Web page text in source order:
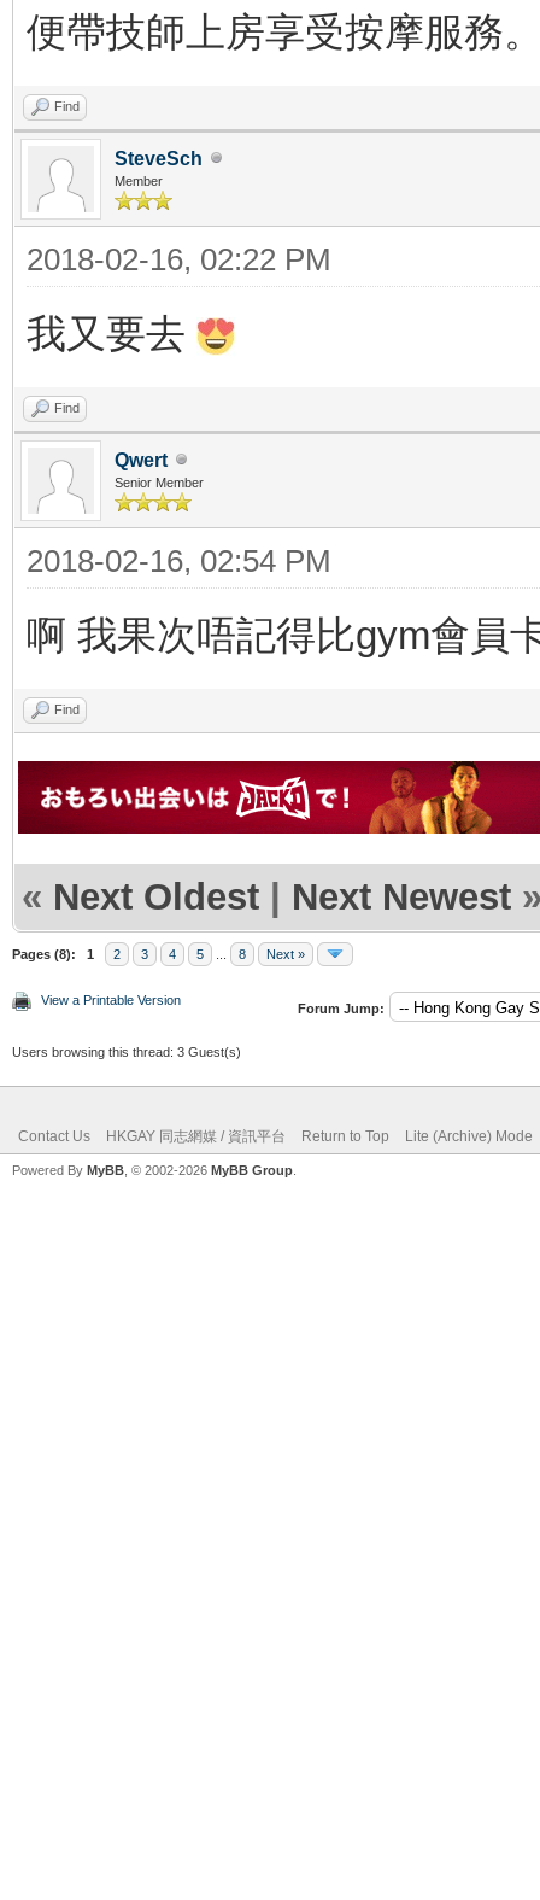
便帶技師上房享受按摩服務
Find
SteveSch
Member
2018-02-16, 02:22 PM
我又要去
Find
Qwert
Senior Member
2018-02-16, 02:54 PM
啊 我果次唔記得比gym會員
Find
« Next Oldest | Next Newest
Pages (8): 1 2 3 4 5 8 Next »
View a Printable Version
Forum Jump:
Users browsing this thread: 3 Guest(s)
Contact Us HKGAY 同志網媒 / 資訊平台 Return to Top Lite (Archive) Mode
Powered By MyBB , © 2002-2026 MyBB Group